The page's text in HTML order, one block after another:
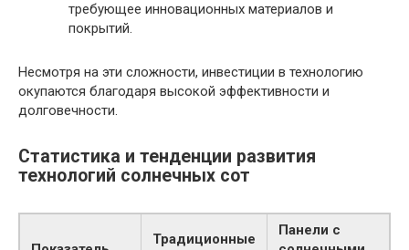
требующее инновационных материалов и
покрытий.
Несмотря на эти сложности, инвестиции в технологию
окупаются благодаря высокой эффективности и
долговечности.
Статистика и тенденции развития
технологий солнечных сот
Традиционные
Панели с